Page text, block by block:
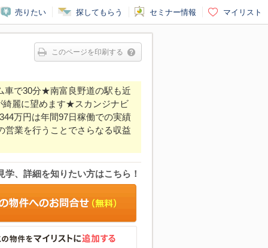
売りたい 探してもらう セミナー情報 マイリスト
このページを印刷する
車で30分★南富良野道の駅も近
麗に望めます★スカンジナビ
万円は年間97日稼働での実績
営業を行うことでさらなる収益
学、詳細を知りたい方はこちら！